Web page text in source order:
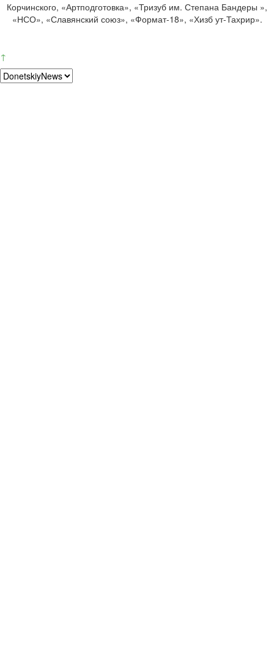
Корчинского, «Артподготовка», «Тризуб им. Степана Бандеры »,
«НСО», «Славянский союз», «Формат-18», «Хизб ут-Тахрир».
↑